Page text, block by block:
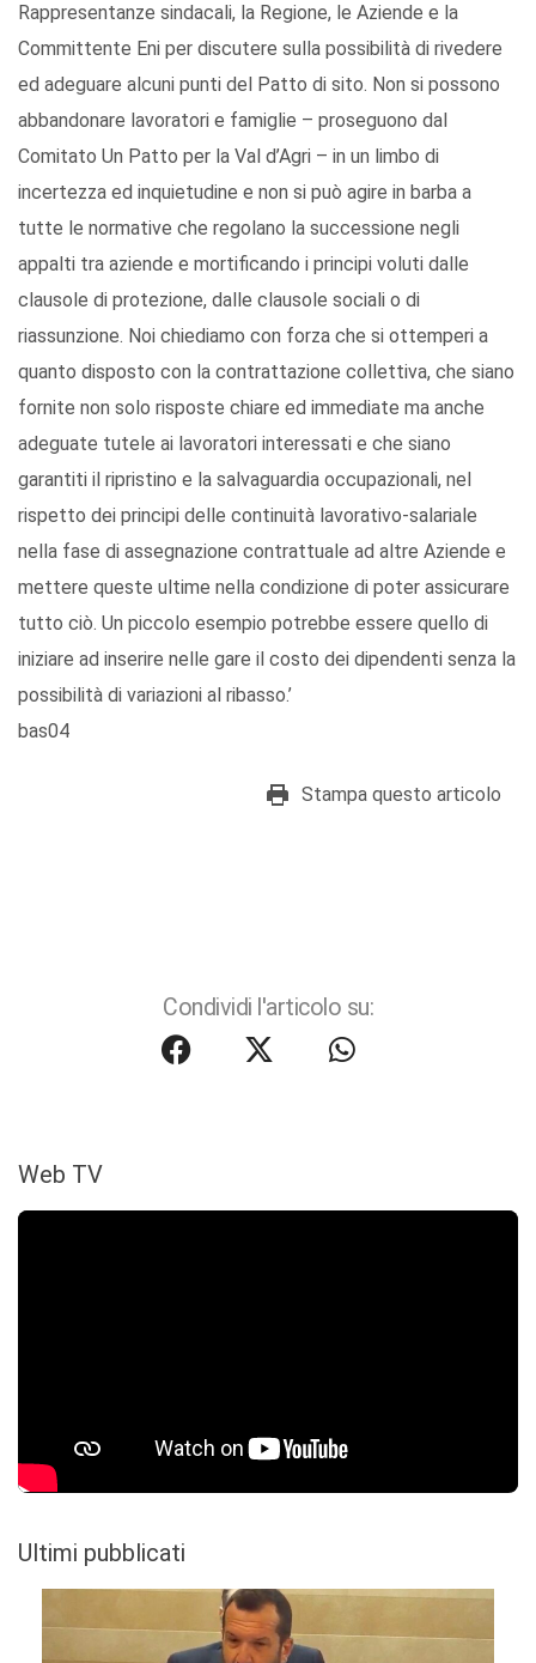
Rappresentanze sindacali, la Regione, le Aziende e la
Committente Eni per discutere sulla possibilità di rivedere
ed adeguare alcuni punti del Patto di sito. Non si possono
abbandonare lavoratori e famiglie – proseguono dal
Comitato Un Patto per la Val d’Agri – in un limbo di
incertezza ed inquietudine e non si può agire in barba a
tutte le normative che regolano la successione negli
appalti tra aziende e mortificando i principi voluti dalle
clausole di protezione, dalle clausole sociali o di
riassunzione. Noi chiediamo con forza che si ottemperi a
quanto disposto con la contrattazione collettiva, che siano
fornite non solo risposte chiare ed immediate ma anche
adeguate tutele ai lavoratori interessati e che siano
garantiti il ripristino e la salvaguardia occupazionali, nel
rispetto dei principi delle continuità lavorativo-salariale
nella fase di assegnazione contrattuale ad altre Aziende e
mettere queste ultime nella condizione di poter assicurare
tutto ciò. Un piccolo esempio potrebbe essere quello di
iniziare ad inserire nelle gare il costo dei dipendenti senza la
possibilità di variazioni al ribasso.’
bas04
Stampa questo articolo
Condividi l'articolo su:
Web TV
Ultimi pubblicati